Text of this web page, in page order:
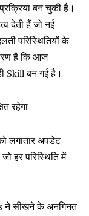
बन चुकी है।
देती हैं जो नई
परिस्थितियों के
है कि आज
Skill बन गई है।
रहेगा –
लगातार अपडेट
हर परिस्थिति में
ने सीखने के अनगिनत